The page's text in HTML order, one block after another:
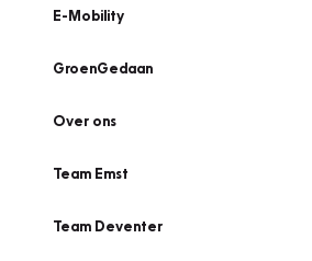
E-Mobility
GroenGedaan
Over ons
Team Emst
Team Deventer